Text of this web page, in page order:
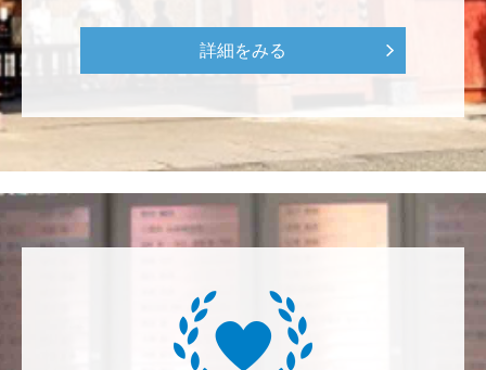
す。募金することにより、私自身も参加しているよう
な気持ちです。 <ソンマ・ヴェスヴィアーナ発掘調査
株式会社Ｌｅｇａｌｓｃａｐｅ
ろから始まりました。この社会でますますコンピュー
タ科学の力が発揮されるよう祈念して、支援いたしま
詳細をみる